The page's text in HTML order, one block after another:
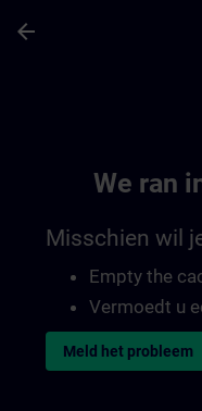
arrow_back
We ran
Misschien wil
Empty the
Vermoedt u
Meld het probleem